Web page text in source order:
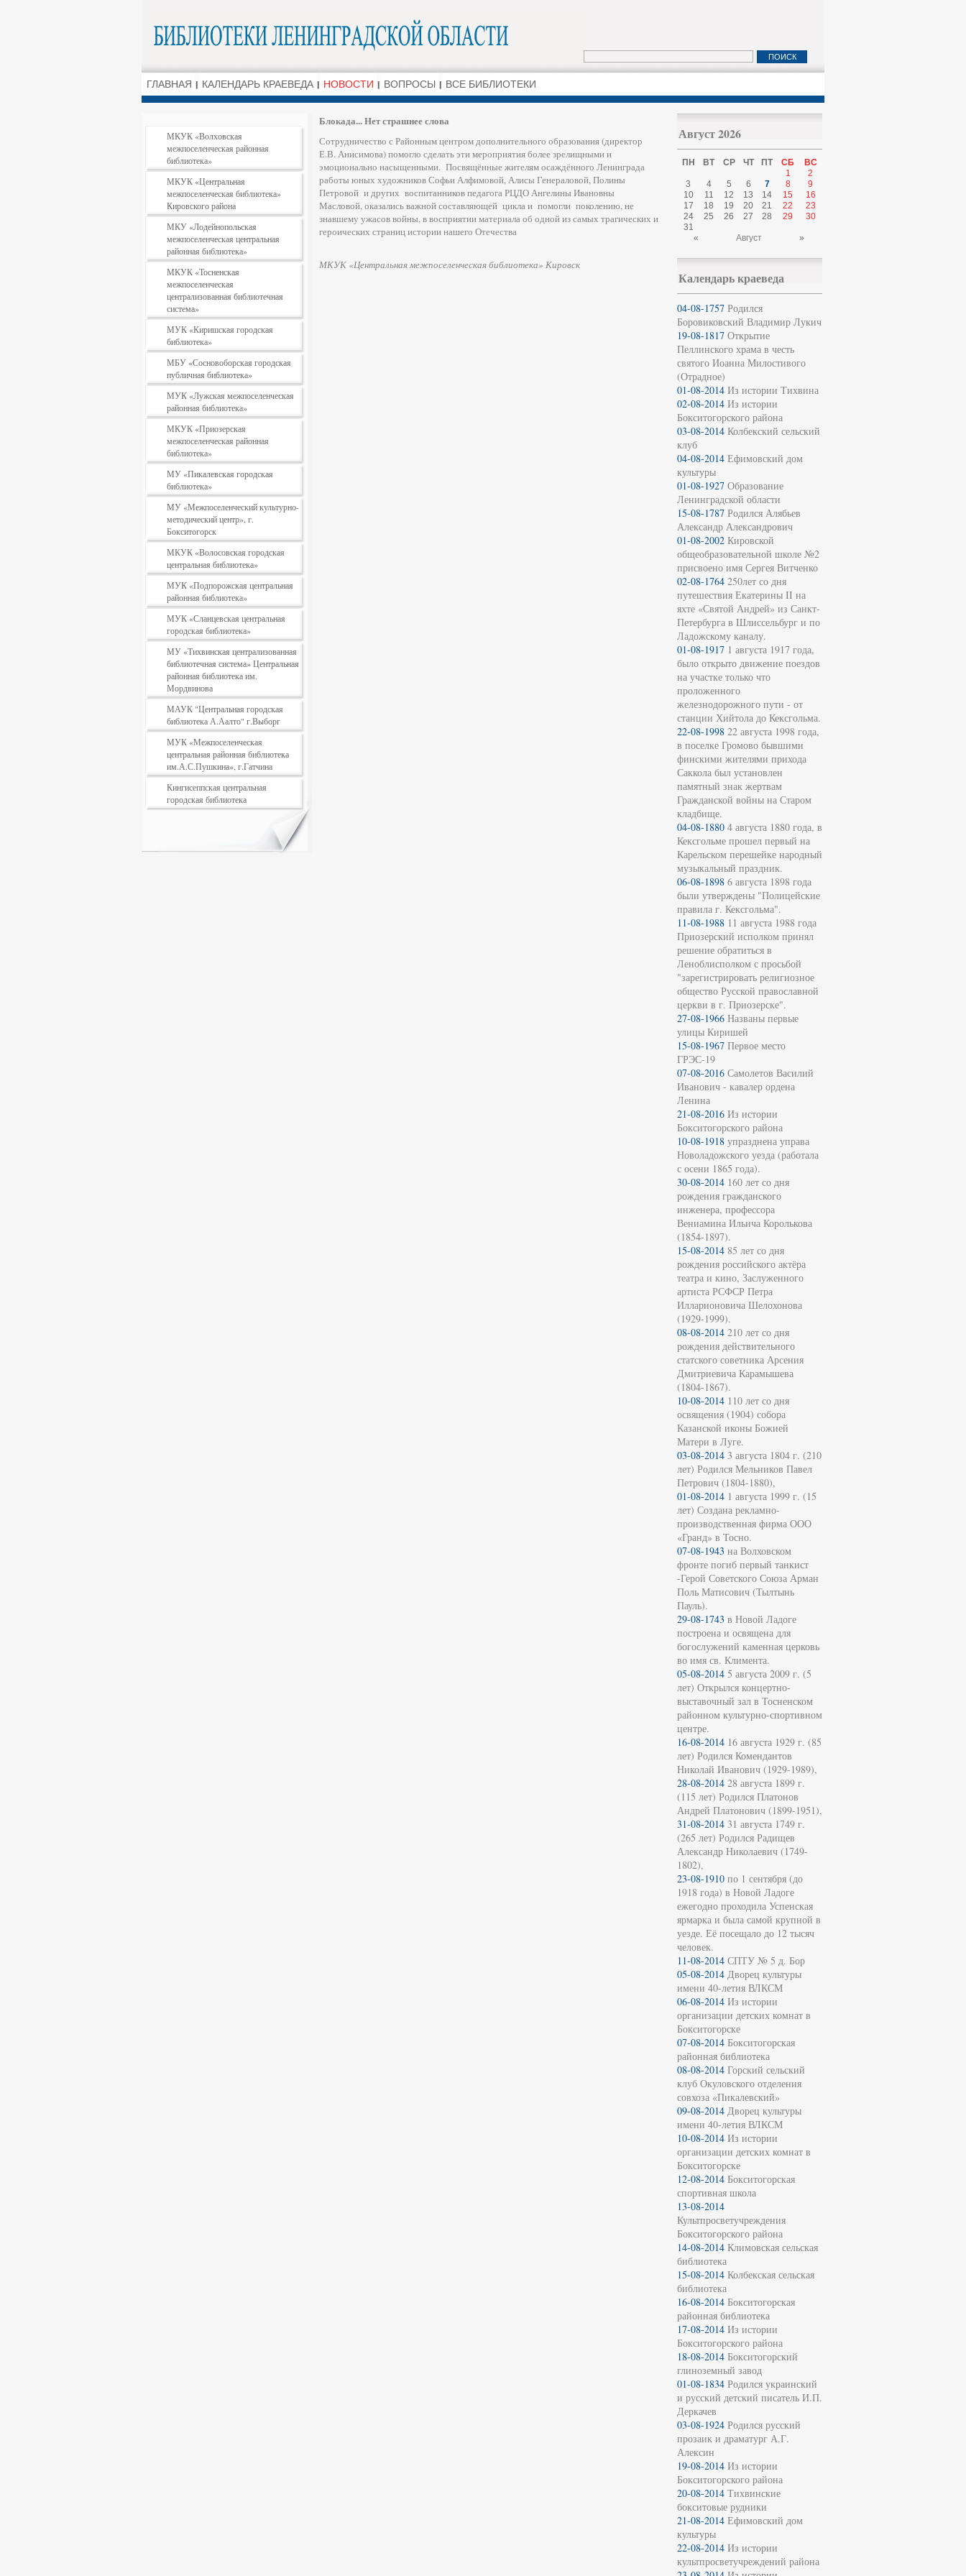
ГЛАВНАЯ КАЛЕНДАРЬ КРАЕВЕДА НОВОСТИ ВОПРОСЫ ВСЕ БИБЛИОТЕКИ
МКУК «Волховская
межпоселенческая районная
библиотека»
МКУК «Центральная
межпоселенческая библиотека»
Кировского района
МКУ «Лодейнопольская
межпоселенческая центральная
районная библиотека»
МКУК «Тосненская
межпоселенческая
централизованная библиотечная
система»
МУК «Киришская городская
библиотека»
МБУ «Сосновоборская городская
публичная библиотека»
МУК «Лужская межпоселенческая
районная библиотека»
МКУК «Приозерская
межпоселенческая районная
библиотека»
МУ «Пикалевская городская
библиотека»
МУ «Межпоселенческий культурно-
методический центр», г.
Бокситогорск
МКУК «Волосовская городская
центральная библиотека»
МУК «Подпорожская центральная
районная библиотека»
МУК «Сланцевская центральная
городская библиотека»
МУ «Тихвинская централизованная
библиотечная система» Центральная
районная библиотека им.
Мордвинова
МАУК "Центральная городская
библиотека А.Аалто" г.Выборг
МУК «Межпоселенческая
центральная районная библиотека
им.А.С.Пушкина», г.Гатчина
Кингисеппская центральная
городская библиотека
Блокада... Нет страшнее слова
Сотрудничество с Районным центром дополнительного образования (директор
Е.В. Анисимова) помогло сделать эти мероприятия более зрелищными и
эмоционально насыщенными. Посвящённые жителям осаждённого Ленинграда
работы юных художников Софьи Алфимовой, Алисы Генераловой, Полины
Петровой и других воспитанников педагога РЦДО Ангелины Ивановны
Масловой, оказались важной составляющей цикла и помогли поколению, не
знавшему ужасов войны, в восприятии материала об одной из самых трагических и
героических страниц истории нашего Отечества
МКУК «Центральная межпоселенческая библиотека» Кировск
Август 2026
ПН ВТ СР ЧТ ПТ СБ
ВС
1
2
3
4 5 6 7 8
9
10
11 12 13 14 15
16
17
18 19 20 21 22
23
24
25 26 27 28 29
30
31
«
Август »
Календарь краеведа
04-08-1757 Родился
Боровиковский Владимир Лукич
19-08-1817 Открытие
Пеллинского храма в честь
святого Иоанна Милостивого
(Отрадное)
01-08-2014 Из истории Тихвина
02-08-2014 Из истории
Бокситогорского района
03-08-2014 Колбекский сельский
клуб
04-08-2014 Ефимовский дом
культуры
01-08-1927 Образование
Ленинградской области
15-08-1787 Родился Алябьев
Александр Александрович
01-08-2002 Кировской
общеобразовательной школе №2
присвоено имя Сергея Витченко
02-08-1764 250лет со дня
путешествия Екатерины II на
яхте «Святой Андрей» из Санкт-
Петербурга в Шлиссельбург и по
Ладожскому каналу.
01-08-1917 1 августа 1917 года,
было открыто движение поездов
на участке только что
проложенного
железнодорожного пути - от
станции Хийтола до Кексгольма.
22-08-1998 22 августа 1998 года,
в поселке Громово бывшими
финскими жителями прихода
Саккола был установлен
памятный знак жертвам
Гражданской войны на Старом
кладбище.
04-08-1880 4 августа 1880 года, в
Кексгольме прошел первый на
Карельском перешейке народный
музыкальный праздник.
06-08-1898 6 августа 1898 года
были утверждены "Полицейские
правила г. Кексгольма".
11-08-1988 11 августа 1988 года
Приозерский исполком принял
решение обратиться в
Леноблисполком с просьбой
"зарегистрировать религиозное
общество Русской православной
церкви в г. Приозерске".
27-08-1966 Названы первые
улицы Киришей
15-08-1967 Первое место
ГРЭС-19
07-08-2016 Самолетов Василий
Иванович - кавалер ордена
Ленина
21-08-2016 Из истории
Бокситогорского района
10-08-1918 упразднена управа
Новоладожского уезда (работала
с осени 1865 года).
30-08-2014 160 лет со дня
рождения гражданского
инженера, профессора
Вениамина Ильича Королькова
(1854-1897).
15-08-2014 85 лет со дня
рождения российского актёра
театра и кино, Заслуженного
артиста РСФСР Петра
Илларионовича Шелохонова
(1929-1999).
08-08-2014 210 лет со дня
рождения действительного
статского советника Арсения
Дмитриевича Карамышева
(1804-1867).
10-08-2014 110 лет со дня
освящения (1904) собора
Казанской иконы Божией
Матери в Луге.
03-08-2014 3 августа 1804 г. (210
лет) Родился Мельников Павел
Петрович (1804-1880),
01-08-2014 1 августа 1999 г. (15
лет) Создана рекламно-
производственная фирма ООО
«Гранд» в Тосно.
07-08-1943 на Волховском
фронте погиб первый танкист
-Герой Советского Союза Арман
Поль Матисович (Тылтынь
Пауль).
29-08-1743 в Новой Ладоге
построена и освящена для
богослужений каменная церковь
во имя св. Климента.
05-08-2014 5 августа 2009 г. (5
лет) Открылся концертно-
выставочный зал в Тосненском
районном культурно-спортивном
центре.
16-08-2014 16 августа 1929 г. (85
лет) Родился Комендантов
Николай Иванович (1929-1989),
28-08-2014 28 августа 1899 г.
(115 лет) Родился Платонов
Андрей Платонович (1899-1951),
31-08-2014 31 августа 1749 г.
(265 лет) Родился Радищев
Александр Николаевич (1749-
1802),
23-08-1910 по 1 сентября (до
1918 года) в Новой Ладоге
ежегодно проходила Успенская
ярмарка и была самой крупной в
уезде. Её посещало до 12 тысяч
человек.
11-08-2014 СПТУ № 5 д. Бор
05-08-2014 Дворец культуры
имени 40-летия ВЛКСМ
06-08-2014 Из истории
организации детских комнат в
Бокситогорске
07-08-2014 Бокситогорская
районная библиотека
08-08-2014 Горский сельский
клуб Окуловского отделения
совхоза «Пикалевский»
09-08-2014 Дворец культуры
имени 40-летия ВЛКСМ
10-08-2014 Из истории
организации детских комнат в
Бокситогорске
12-08-2014 Бокситогорская
спортивная школа
13-08-2014
Культпросветучреждения
Бокситогорского района
14-08-2014 Климовская сельская
библиотека
15-08-2014 Колбекская сельская
библиотека
16-08-2014 Бокситогорская
районная библиотека
17-08-2014 Из истории
Бокситогорского района
18-08-2014 Бокситогорский
глиноземный завод
01-08-1834 Родился украинский
и русский детский писатель И.П.
Деркачев
03-08-1924 Родился русский
прозаик и драматург А.Г.
Алексин
19-08-2014 Из истории
Бокситогорского района
20-08-2014 Тихвинские
бокситовые рудники
21-08-2014 Ефимовский дом
культуры
22-08-2014 Из истории
культпросветучреждений района